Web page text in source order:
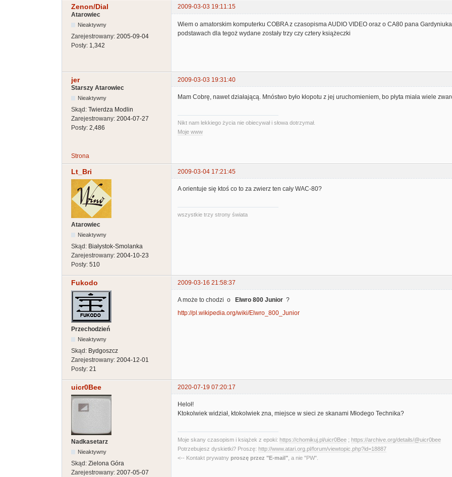
Zenon/Dial
2009-03-03 19:11:15
Atarowiec
Nieaktywny
Zarejestrowany: 2005-09-04
Posty: 1,342
Wiem o amatorskim komputerku COBRA z czasopisma AUDIO VIDEO oraz o CA80 pana
podstawach dla tegoż wydane zostały trzy czy cztery książeczki
jer
2009-03-03 19:31:40
Starszy Atarowiec
Nieaktywny
Skąd: Twierdza Modlin
Zarejestrowany: 2004-07-27
Posty: 2,486
Mam Cobrę, nawet działającą. Mnóstwo było kłopotu z jej uruchomieniem, bo płyta miała wiele
Nikt nam lekkiego życia nie obiecywał i słowa dotrzymał.
Moje www
Strona
Lt_Bri 2009-03-04 17:21:45
Atarowiec
Nieaktywny
Skąd: Białystok-Smolanka
Zarejestrowany: 2004-10-23
Posty: 510
A orientuje się ktoś co to za zwierz ten cały WAC-80?
wszystkie trzy strony świata
Fukodo 2009-03-16 21:58:37
Przechodzień
Nieaktywny
Skąd: Bydgoszcz
Zarejestrowany: 2004-12-01
Posty: 21
A może to chodzi o Elwro 800 Junior ?
http://pl.wikipedia.org/wiki/Elwro_800_Junior
uicr0Bee 2020-07-19 07:20:17
Nadkasetarz
Nieaktywny
Skąd: Zielona Góra
Zarejestrowany: 2007-05-07
Heloł!
Ktokolwiek widział, ktokolwiek zna, miejsce w sieci ze skanami Młodego Technika?
Moje skany czasopism i książek z epoki: https://chomikuj.pl/uicr0Bee ; https://archive.org/details/@uicr0bee
Potrzebujesz dyskietki? Proszę: http://www.atari.org.pl/forum/viewtopic.php?id=18887
<-- Kontakt prywatny proszę przez "E-mail" , a nie "PW".